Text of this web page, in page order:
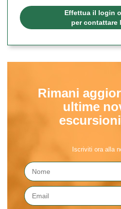
Effettua il login
per contattare
Rimani
ultime
Iscriviti ora alla